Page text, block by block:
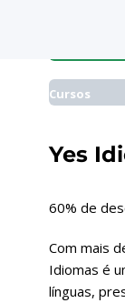
Cursos
Yes
60% de
Com mais
Idiomas é
línguas,